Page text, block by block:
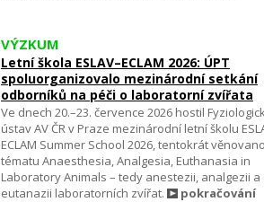
VÝZKUM
Letní škola ESLAV–ECLAM 2026: ÚPT
spoluorganizovalo mezinárodní setkání
odborníků na péči o laboratorní zvířata
Ve dnech 20.–23. července 2026 hostil
ústav AV ČR v Praze mezinárodní letní školu
ECLAM Summer School 2026, tentokrát
tématu Anaesthesia, Analgesia, Euthanasia in
Laboratory Animals – tedy anestezii, analgezii a
eutanazii laboratorních zvířat.
pokračování